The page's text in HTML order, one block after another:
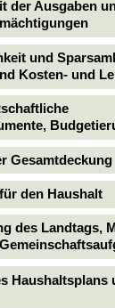
der Ausgaben
und
Kosten- und
Gesamtdeckung
den Haushalt
des Landtags,
Haushaltsplans